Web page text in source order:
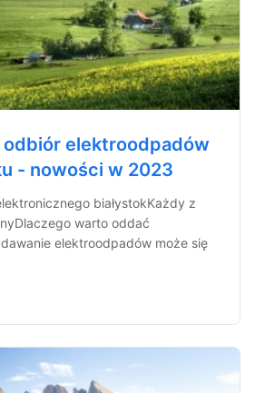
elektroodpadów
- nowości w 2023
białystokKażdy z
warto oddać
elektroodpadów może się